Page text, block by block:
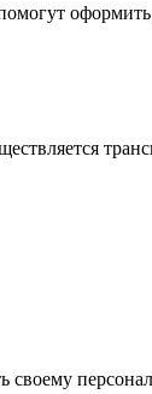
оформить